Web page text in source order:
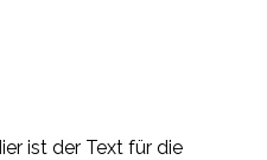
ist der Text für die